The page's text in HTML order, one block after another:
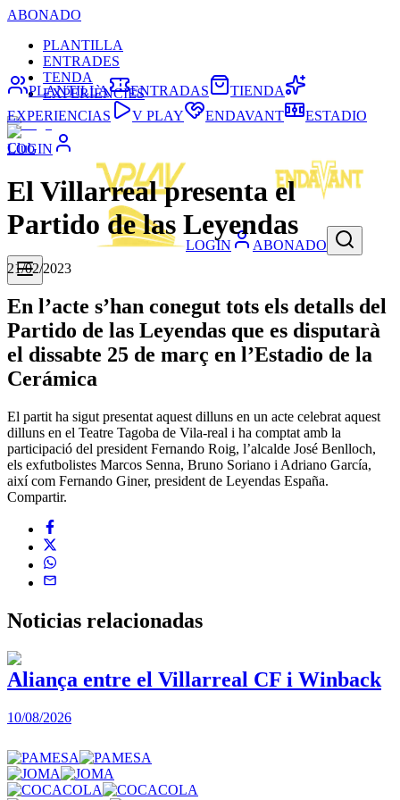
ABONADO
PLANTILLA
ENTRADES
TENDA
EXPERIÈNCIES
LOGIN
LOGIN ABONADO
PLANTILLA ENTRADAS
TIENDA
EXPERIENCIAS
V PLAY ENDAVANT ESTADIO
Club
El Villarreal presenta el
Partido de las Leyendas
21/02/2023
En l’acte s’han conegut tots els detalls del
Partido de las Leyendas que es disputarà
el dissabte 25 de març en l’Estadio de la
Cerámica
El partit ha sigut presentat aquest dilluns en un acte celebrat aquest
dilluns en el Teatre Tagoba de Vila-real i ha comptat amb la
participació del president Fernando Roig, l’alcalde José Benlloch,
els exfutbolistes Marcos Senna, Bruno Soriano i Adriano García,
així com Fernando Giner, president de Leyendas España.
Compartir.
Noticias relacionadas
Aliança entre el Villarreal CF i Winback
10/08/2026